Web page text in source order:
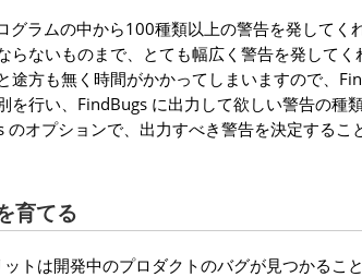
グラムの中から100種類以上の警告を発してく
らないものまで、とても幅広く警告を発して
途方も無く時間がかかってしまいますので、
を行い、FindBugs に出力して欲しい警告の種
オプションで、出力すべき警告を決定するこ
育てる
トは開発中のプロダクトのバグが見つかるこ